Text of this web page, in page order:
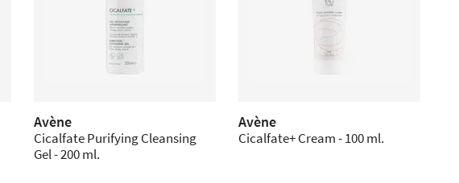
Avène
Cicalfate Purifying Cleansing
Gel - 200 ml.
Avène
Cicalfate+ Cream - 100 ml.